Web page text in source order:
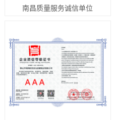
南昌质量服务诚信单位